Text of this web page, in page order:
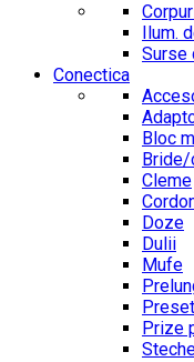
Ilum.
Surse
Conectica
Bloc
Cleme
Doze
Dulii
Mufe
Prize